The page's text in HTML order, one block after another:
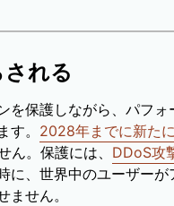
れる
を保護しながら、パフォ
。 2028年までに新た
ん。保護には、 DDoS攻
に、世界中のユーザーが
せん。